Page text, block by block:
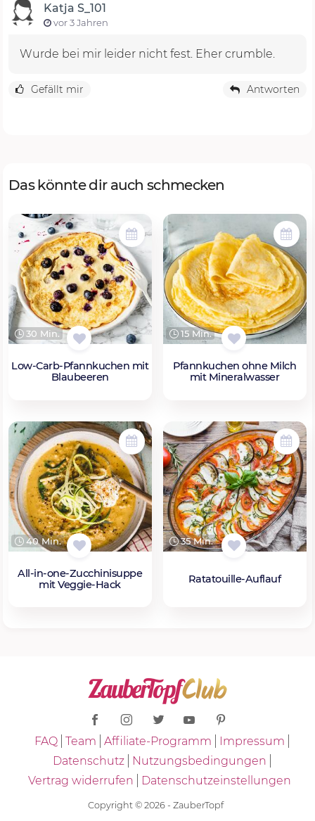
Katja S_101
vor 3 Jahren
Wurde bei mir leider nicht fest. Eher crumble.
Gefällt mir Antworten
Das könnte dir auch schmecken
30 Min.
Low-Carb-Pfannkuchen mit
Blaubeeren
15 Min.
Pfannkuchen ohne Milch
mit Mineralwasser
40 Min.
All-in-one-Zucchinisuppe
mit Veggie-Hack
35 Min.
Ratatouille-Auflauf
FAQ Team Affiliate-Programm
Impressum
Datenschutz
Nutzungsbedingungen
Vertrag widerrufen
Datenschutzeinstellungen
Copyright © 2026 - ZauberTopf